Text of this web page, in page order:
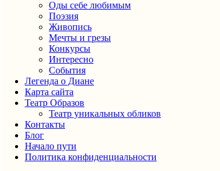
Оды себе любимым
Поэзия
Живопись
Мечты и грезы
Конкурсы
Интересно
События
Легенда о Диане
Карта сайта
Театр Образов
Театр уникальных обликов
Контакты
Блог
Начало пути
Политика конфиденциальности